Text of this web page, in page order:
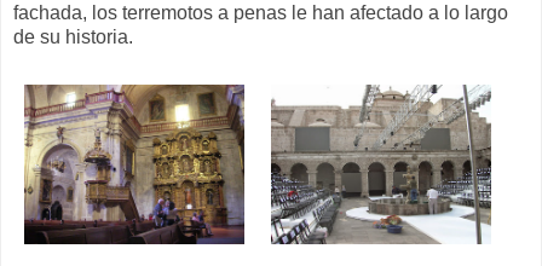
fachada, los terremotos a penas le han afectado a lo largo
de su historia.